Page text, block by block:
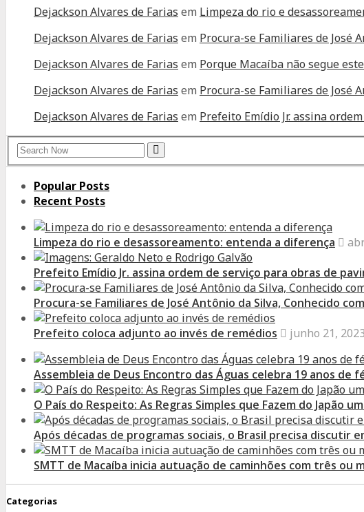
Dejackson Alvares de Farias em Limpeza do rio e
Dejackson Alvares de Farias em Procura-se Familiares de José
Dejackson Alvares de Farias em Porque Macaíba não segue
Dejackson Alvares de Farias em Procura-se Familiares de José
Dejackson Alvares de Farias em Prefeito Emídio Jr. assina
Search
for:
Search
Popular Posts
Recent Posts
Limpeza do rio e desassoreamento: entenda a diferença
Prefeito Emídio Jr. assina ordem de serviço para obras de
Procura-se Familiares de José Antônio da Silva, Conhecido
Prefeito coloca adjunto ao invés de remédios
junho 21, 2023
Assembleia de Deus Encontro das Águas celebra 19 anos de
O País do Respeito: As Regras Simples que Fazem do Japão
Após décadas de programas sociais, o Brasil precisa
SMTT de Macaíba inicia autuação de caminhões com três ou
Categorias